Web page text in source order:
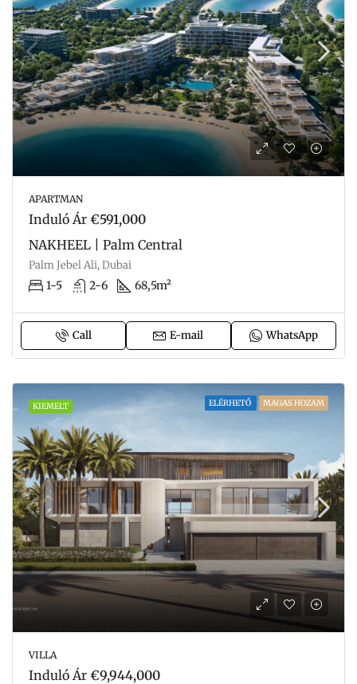
APARTMAN
Induló Ár €591,000
NAKHEEL | Palm Central
Palm Jebel Ali, Dubai
1-5 2-6 68,5m²
Call E-mail WhatsApp
KIEMELT ELÉRHETŐ MAGAS HOZAM
VILLA
Induló Ár €9,944,000